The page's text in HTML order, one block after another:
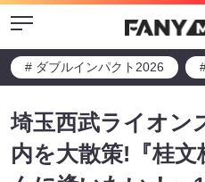
Menu
# ダブルインパクト2026
埼玉西武ライオン
内を大散策!『桂文